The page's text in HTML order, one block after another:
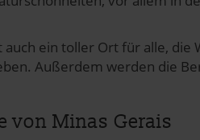
auch ein toller Ort für alle, die
Außerdem werden die
von Minas Gerais